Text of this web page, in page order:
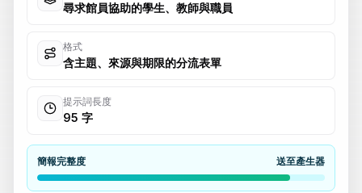
尋求館員協助的學生、教師與職員
格式
含主題、來源與期限的分流表單
提示詞長度
95 字
簡報完整度 送至產生器